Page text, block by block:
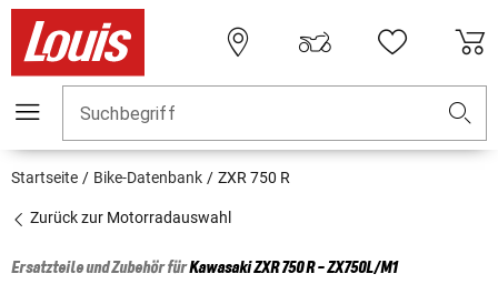
Suchbegriff
Startseite Bike-Datenbank ZXR 750 R
Zurück zur Motorradauswahl
Ersatzteile und Zubehör fürKawasakiZXR 750 R - ZX750L/M1